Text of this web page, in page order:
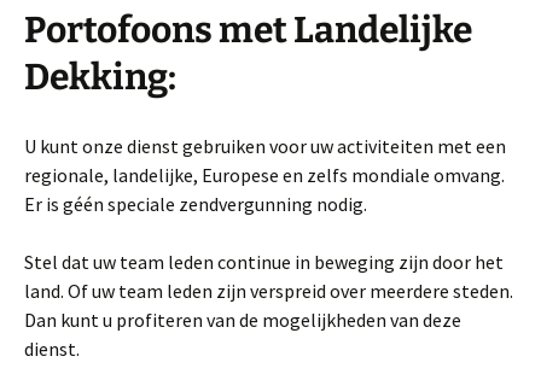
Portofoons met Landelijke
Dekking:
U kunt onze dienst gebruiken voor uw activiteiten met een
regionale, landelijke, Europese en zelfs mondiale omvang.
Er is géén speciale zendvergunning nodig.
Stel dat uw team leden continue in beweging zijn door het
land. Of uw team leden zijn verspreid over meerdere steden.
Dan kunt u profiteren van de mogelijkheden van deze
dienst.